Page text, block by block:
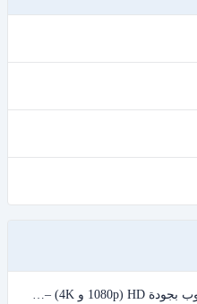
كيفية تحميل صور مصغرة من يوتيوب بجودة HD (1080p و 4K) – دليل 2026